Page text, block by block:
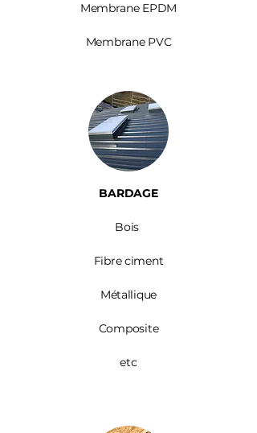
Membrane EPDM
Membrane PVC
BARDAGE​
Bois ​
Fibre ciment
Métallique
Composite
etc